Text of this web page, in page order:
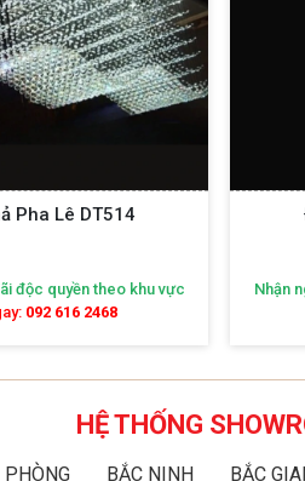
Pha Lê DT514
độc quyền theo khu vực
092 616 2468
Nhận
HỆ THỐNG
PHÒNG BẮC NINH BẮC